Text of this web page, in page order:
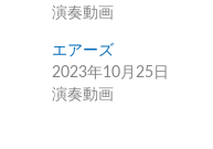
演奏動画
エアーズ
2023年10月25日
演奏動画